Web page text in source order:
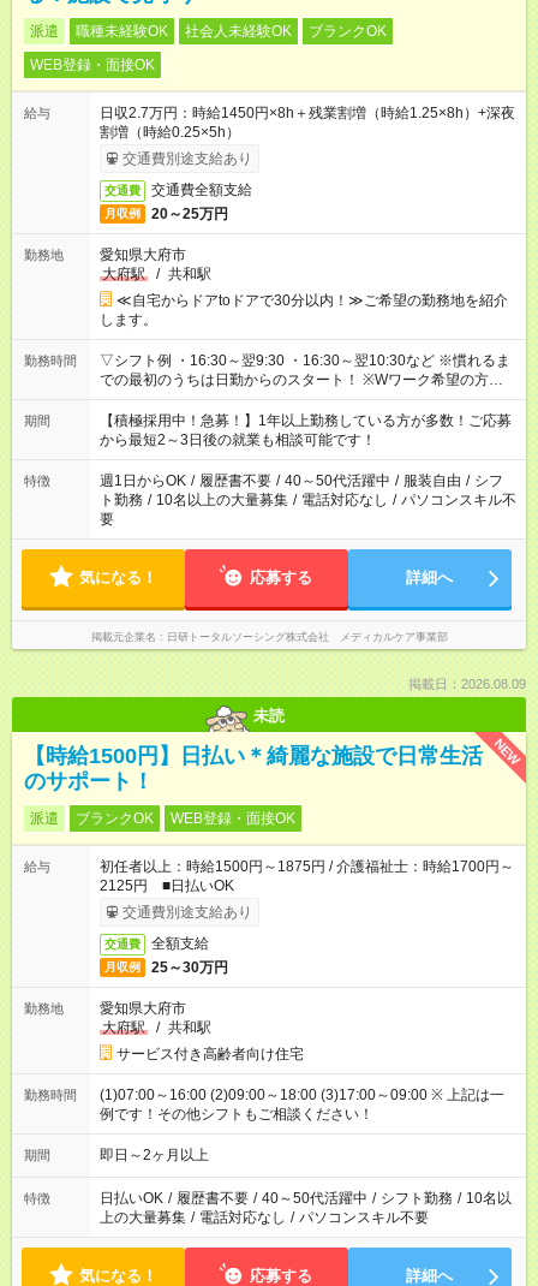
派遣 職種未経験OK 社会人未経験OK
ブランクOK
WEB登録・面接OK
給与
日収2.7万円：時給1450円×8h＋残業割増（時給1.25×8h）+深夜
割増（時給0.25×5h）
交通費別途支給あり
交通費 交通費全額支給
月収例 20～25万円
勤務地
愛知県大府市
大府駅
/ 共和駅
≪自宅からドアtoドアで30分以内！≫ご希望の勤務地を紹介
します。
勤務時間
▽シフト例 ・16:30～翌9:30 ・16:30～翌10:30など ※慣れるま
での最初のうちは日勤からのスタート！ ※Wワーク希望の方へ
今ご覧のお仕事で希望する勤務時間と、もう1つのお仕事の勤務
時間。 合計で週40時間を超える場合は応募できません。
期間
【積極採用中！急募！】1年以上勤務している方が多数！ご応募
から最短2～3日後の就業も相談可能です！
特徴 週1日からOK / 履歴書不要 / 40～50代活躍中 / 服装自由 / シフ
ト勤務 / 10名以上の大量募集 / 電話対応なし / パソコンスキル不
要
気になる！ 応募する 詳細へ
掲載元企業名 日研トータルソーシング株式会社 メディカルケア事業部
掲載日：2026.08.09
未読
NEW
【時給1500円】日払い＊綺麗な施設で日常生活
のサポート！
派遣 ブランクOK WEB登録・面接OK
給与
初任者以上：時給1500円～1875円 / 介護福祉士：時給1700円～
2125円 ■日払いOK
交通費別途支給あり
交通費 全額支給
月収例 25～30万円
勤務地
愛知県大府市
大府駅
/ 共和駅
サービス付き高齢者向け住宅
勤務時間
(1)07:00～16:00 (2)09:00～18:00 (3)17:00～09:00 ※ 上記は一
例です！その他シフトもご相談ください！
期間 即日～2ヶ月以上
特徴 日払いOK / 履歴書不要 / 40～50代活躍中 / シフト勤務 / 10名以
上の大量募集 / 電話対応なし / パソコンスキル不要
気になる！ 応募する 詳細へ